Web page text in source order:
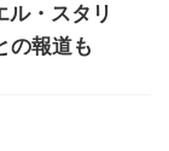
ル・スタリ
の報道も